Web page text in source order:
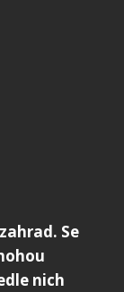
Se
nich